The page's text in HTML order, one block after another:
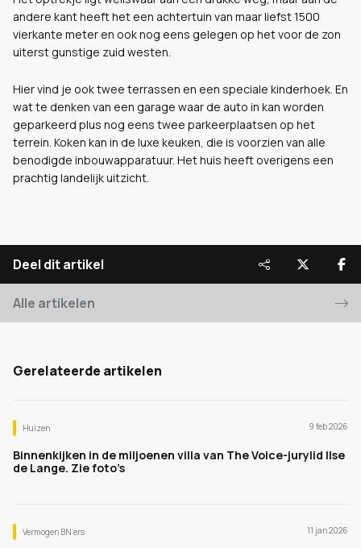
andere kant heeft het een achtertuin van maar liefst 1500
vierkante meter en ook nog eens gelegen op het voor de zon
uiterst gunstige zuid westen.
Hier vind je ook twee terrassen en een speciale kinderhoek. En
wat te denken van een garage waar de auto in kan worden
geparkeerd plus nog eens twee parkeerplaatsen op het
terrein. Koken kan in de luxe keuken, die is voorzien van alle
benodigde inbouwapparatuur. Het huis heeft overigens een
prachtig landelijk uitzicht.
Deel dit artikel
Alle artikelen
Gerelateerde artikelen
Huizen 9 feb 2026
Binnenkijken in de miljoenen villa van The Voice-jurylid Ilse
de Lange. Zie foto’s
Vermogen BN’ers 11 jan 2026